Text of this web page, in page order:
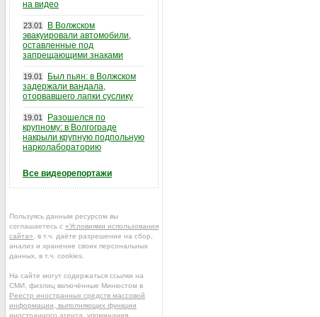
на видео
23.01
В Волжском
эвакуировали автомобили,
оставленные под
запрещающими знаками
19.01
Был пьян: в Волжском
задержали вандала,
оторвавшего лапки суслику
19.01
Разошелся по
крупному: в Волгограде
накрыли крупную подпольную
нарколабораторию
Все видеорепортажи
Пользуясь данным ресурсом вы
соглашаетесь с «Условиями использования
сайта» , в т.ч. даёте разрешение на сбор,
анализ и хранение своих персональных
данных, в т.ч. cookies.
На сайте могут содержаться ссылки на
СМИ, физлиц включённые Минюстом в
Реестр иностранных средств массовой
информации, выполняющих функции
иностранного агента , упоминания